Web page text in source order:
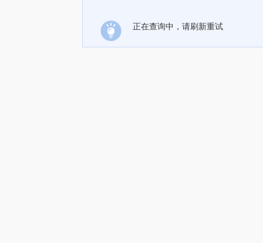
正在查询中，请刷新重试